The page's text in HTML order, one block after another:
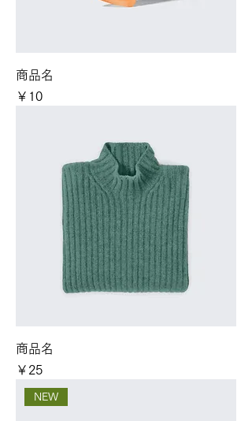
商品名
価格
￥10
商品名
価格
￥25
NEW